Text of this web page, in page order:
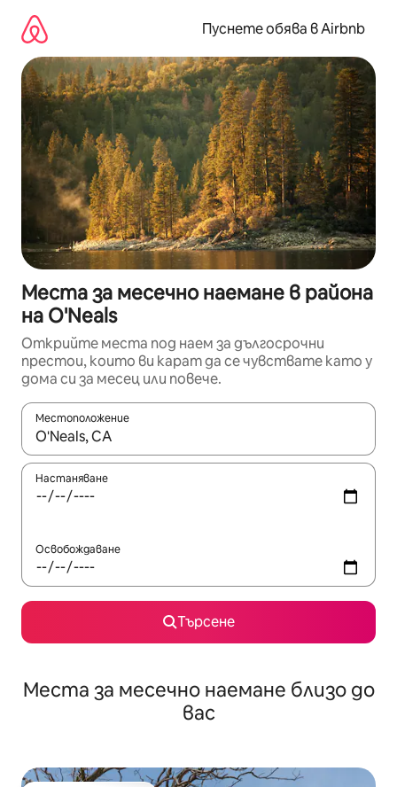
съдържанието
Пуснете обява в Airbnb
Места за месечно наемане в района
на O'Neals
Открийте места под наем за дългосрочни
престои, които ви карат да се чувствате като у
дома си за месец или повече.
Местоположение
Когато резултатите се покажат, използвайте
Настаняване
Освобождаване
Търсене
Места за месечно наемане близо до
вас